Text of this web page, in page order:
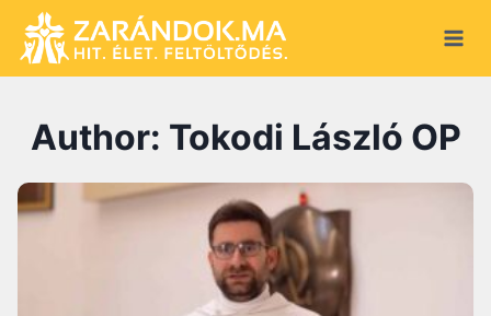
content
Author: Tokodi László OP